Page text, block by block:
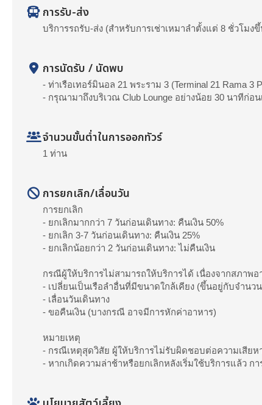
การรับ-ส่ง
บริการรถรับ-ส่ง (สำหรับการเช่าเหมาลำตั้งแต่ 8 ชั่วโมง
การนัดรับ / นัดพบ
- ท่าเรือเทอร์มินอล 21 พระราม 3 (Terminal 21 Rama 3
- กรุณามาถึงบริเวณ Club Lounge อย่างน้อย 30 นาทีก่อน
จำนวนขั้นต่ำในการออกทัวร์
1 ท่าน
การยกเลิก/เลื่อนวัน
การยกเลิก
- ยกเลิกมากกว่า 7 วันก่อนเดินทาง: คืนเงิน 50%
- ยกเลิก 3-7 วันก่อนเดินทาง: คืนเงิน 25%
- ยกเลิกน้อยกว่า 2 วันก่อนเดินทาง: ไม่คืนเงิน
กรณีผู้ให้บริการไม่สามารถให้บริการได้ เนื่องจากสภาพ
- เปลี่ยนเป็นเรือลำอื่นที่มีขนาดใกล้เคียง (ขึ้นอยู่กับจำนวน
- เลื่อนวันเดินทาง
- ขอคืนเงิน (บางกรณี อาจมีการหักค่าอาหาร)
หมายเหตุ
- กรณีเหตุสุดวิสัย ผู้ให้บริการไม่รับผิดชอบต่อความเสียห
- หากเกิดความล่าช้าหรือยกเลิกหลังเริ่มใช้บริการแล้ว